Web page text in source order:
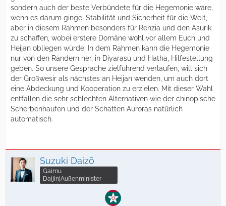
sondern auch der beste Verbündete für die Hegemonie wäre,
wenn es darum ginge, Stabilität und Sicherheit für die Welt,
aber in diesem Rahmen besonders für Renzia und den Asurik
zu schaffen, wobei erstere Domäne wohl vor allem Euch und
Heijan obliegen würde. In dem Rahmen kann die Hegemonie
nur von den Rändern her, in Diyarasu und Hatha, Hilfestellung
geben. So unsere Gespräche zielführend verlaufen, will sich
der Großwesir als nächstes an Heijan wenden, um auch dort
eine Abdeckung und Kooperation zu erzielen. Mit dieser Wahl
entfallen die sehr schlechten Alternativen wie der chinopische
Scherbenhaufen und der Schatten Auroras natürlich
automatisch.
Suzuki Daizō
Gaimu
Daijin|Außenminister